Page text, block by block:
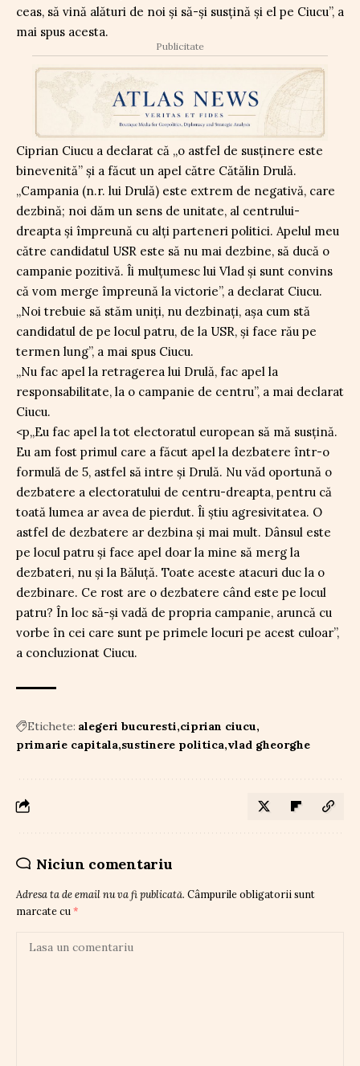
ceas, să vină alături de noi și să-și susțină și el pe Ciucu”, a
mai spus acesta.
Publicitate
Ciprian Ciucu a declarat că „o astfel de susținere este
binevenită” și a făcut un apel către Cătălin Drulă.
„Campania (n.r. lui Drulă) este extrem de negativă, care
dezbină; noi dăm un sens de unitate, al centrului-
dreapta și împreună cu alți parteneri politici. Apelul meu
către candidatul USR este să nu mai dezbine, să ducă o
campanie pozitivă. Îi mulțumesc lui Vlad și sunt convins
că vom merge împreună la victorie”, a declarat Ciucu.
„Noi trebuie să stăm uniți, nu dezbinați, așa cum stă
candidatul de pe locul patru, de la USR, și face rău pe
termen lung”, a mai spus Ciucu.
„Nu fac apel la retragerea lui Drulă, fac apel la
responsabilitate, la o campanie de centru”, a mai declarat
Ciucu.
<p„Eu fac apel la tot electoratul european să mă susțină.
Eu am fost primul care a făcut apel la dezbatere într-o
formulă de 5, astfel să intre și Drulă. Nu văd oportună o
dezbatere a electoratului de centru-dreapta, pentru că
toată lumea ar avea de pierdut. Îi știu agresivitatea. O
astfel de dezbatere ar dezbina și mai mult. Dânsul este
pe locul patru și face apel doar la mine să merg la
dezbateri, nu și la Băluță. Toate aceste atacuri duc la o
dezbinare. Ce rost are o dezbatere când este pe locul
patru? În loc să-și vadă de propria campanie, aruncă cu
vorbe în cei care sunt pe primele locuri pe acest culoar”,
a concluzionat Ciucu.
Etichete: alegeri bucuresti ciprian ciucu
primarie capitala sustinere politica vlad gheorghe
Niciun comentariu
Adresa ta de email nu va fi publicată. Câmpurile obligatorii sunt
marcate cu *